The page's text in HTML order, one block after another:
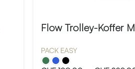
Flow Trolley-Koffer
PACK EASY